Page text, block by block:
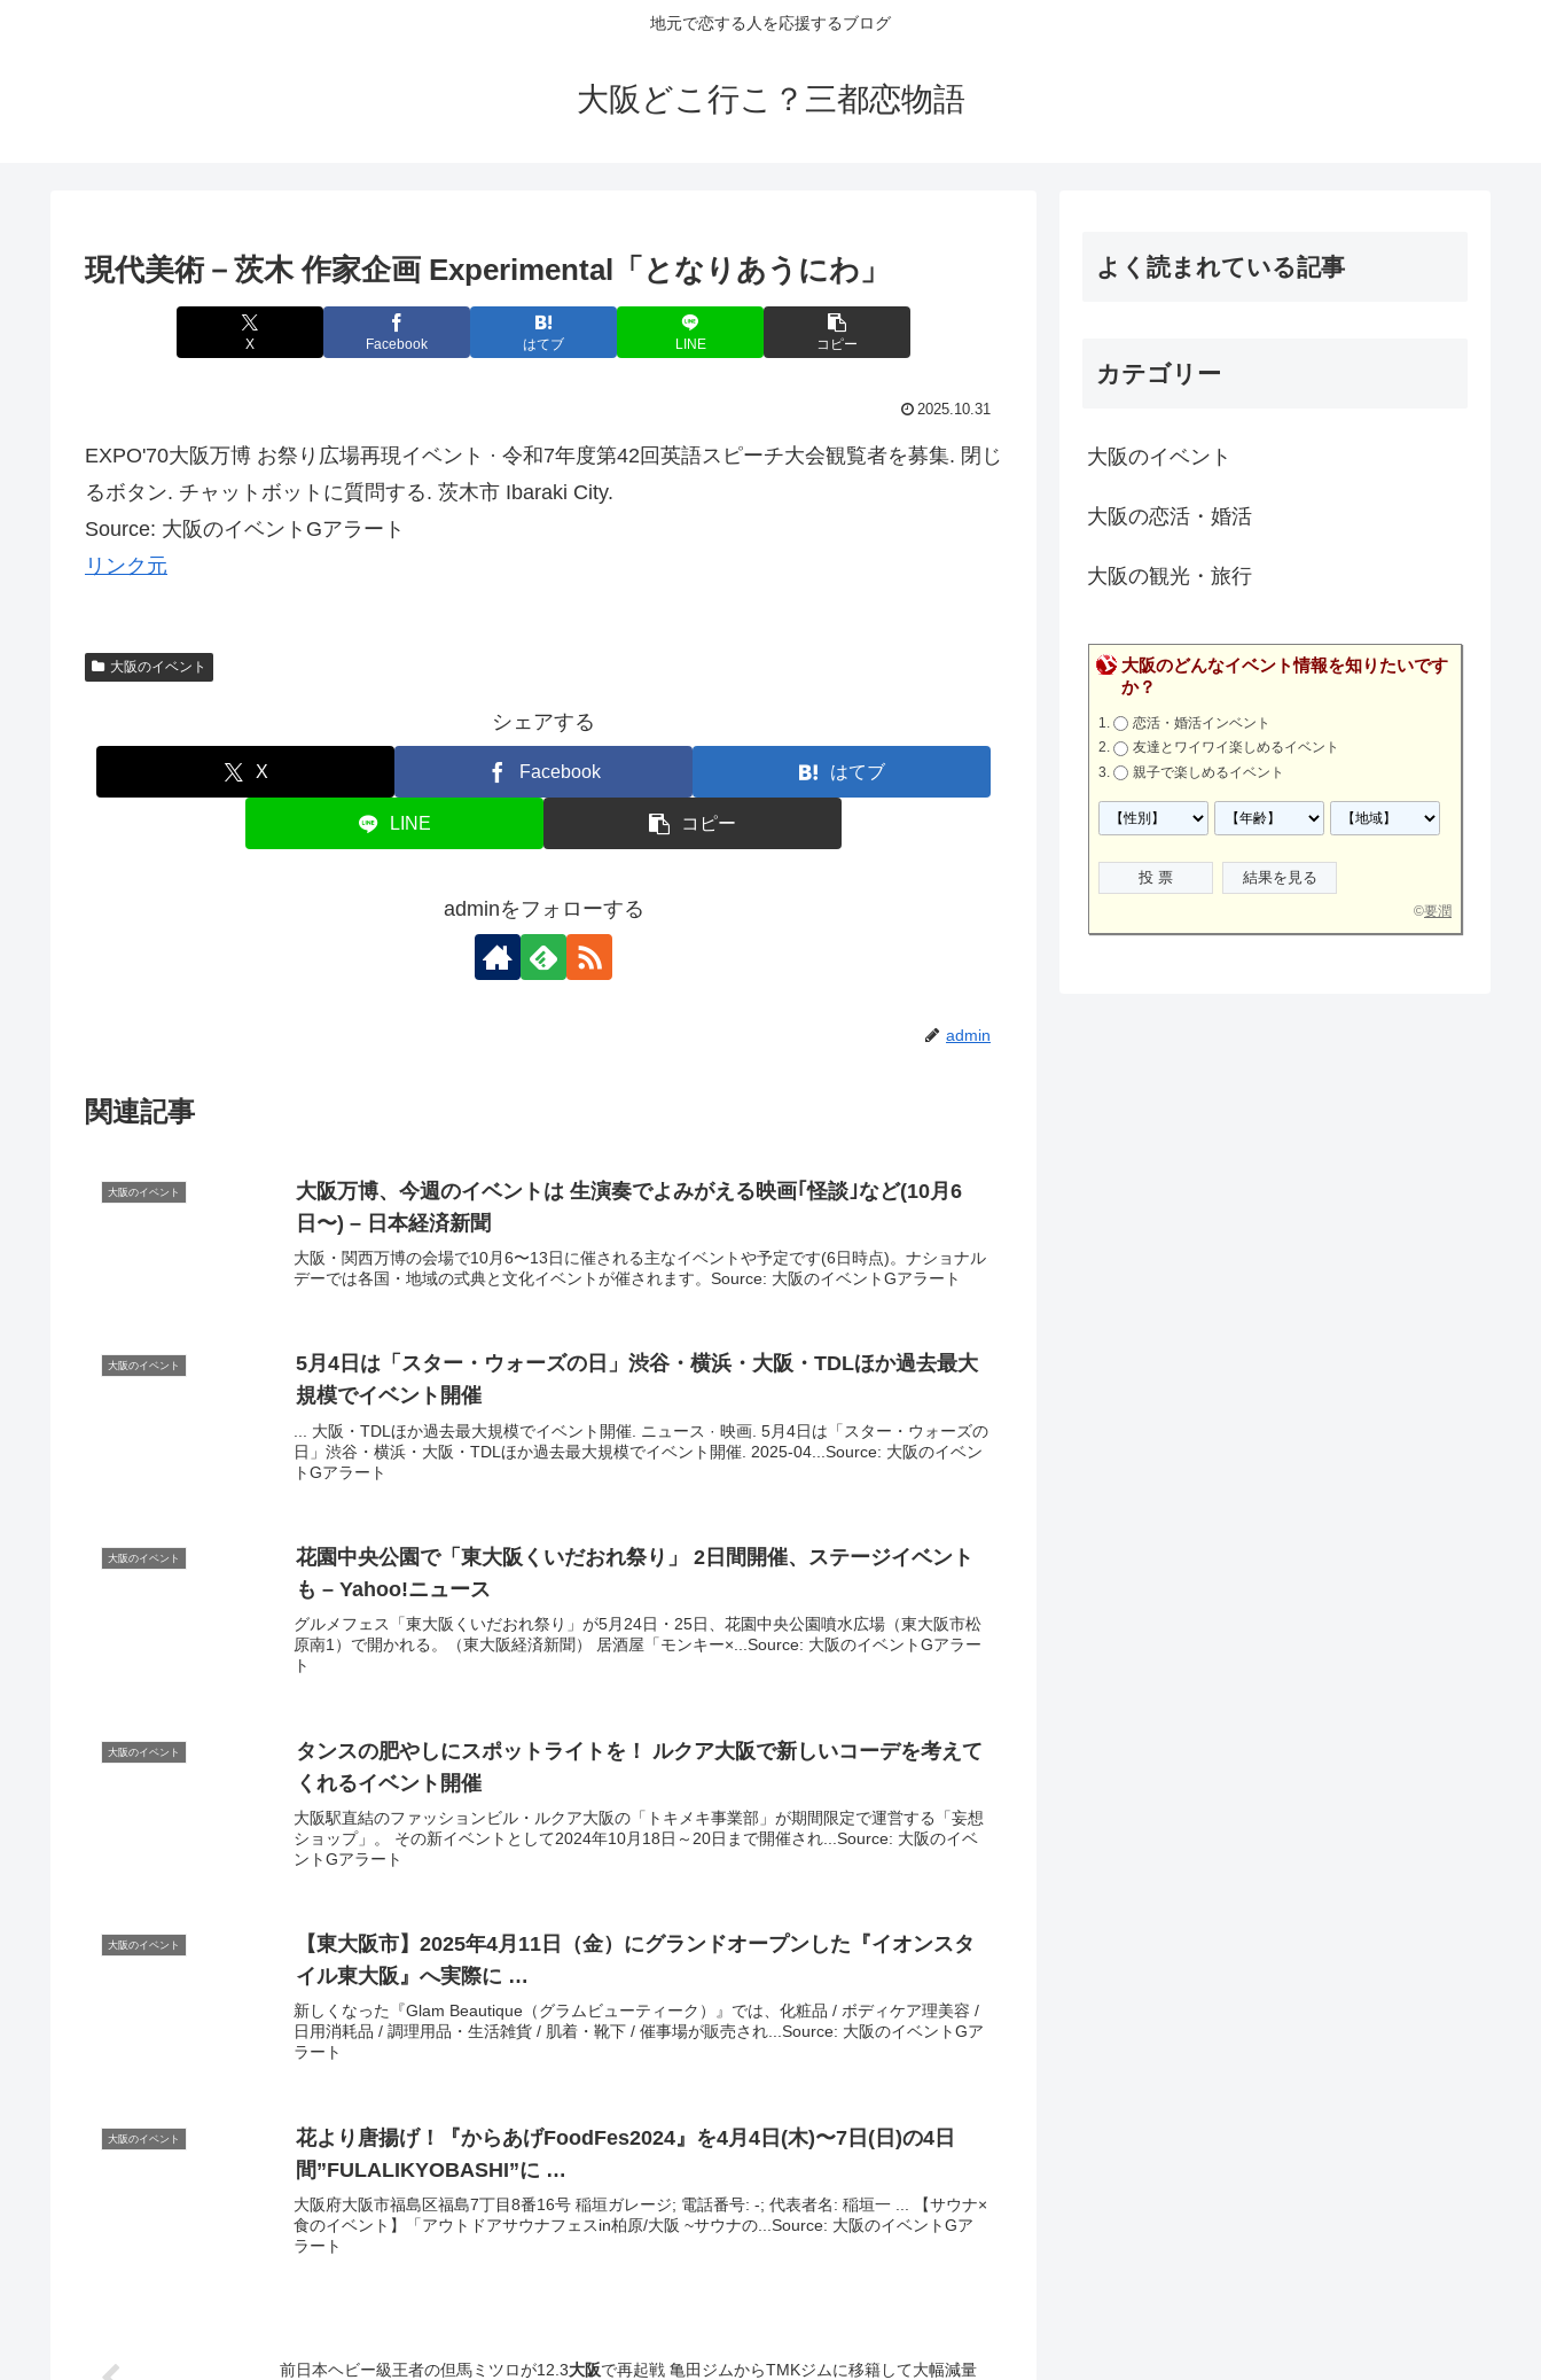
地元で恋する人を応援するブログ
大阪どこ行こ？三都恋物語
現代美術－茨木 作家企画 Experimental「となりあうにわ」
X Facebook はてブ LINE コピー
2025.10.31
EXPO'70大阪万博 お祭り広場再現イベント · 令和7年度第42回英語スピーチ大会観覧者を募集. 閉じ
るボタン. チャットボットに質問する. 茨木市 Ibaraki City.
Source: 大阪のイベントGアラート
リンク元
大阪のイベント
シェアする
X Facebook はてブ
LINE コピー
adminをフォローする
admin
関連記事
大阪のイベント 大阪万博、今週のイベント は 生演奏でよみがえる映画｢怪談｣など(10月6
日〜) – 日本経済新聞
大阪・関西万博の会場で10月6〜13日に催される主なイベントや予定です(6日時点)。ナショナル
デーでは各国・地域の式典と文化イベントが催されます。Source: 大阪のイベントGアラート
大阪のイベント 5月4日は「スター・ウォーズの日」渋谷・横浜・ 大阪 ・TDLほか過去最大
規模でイベント 開催
... 大阪・TDLほか過去最大規模でイベント開催. ニュース · 映画. 5月4日は「スター・ウォーズの
日」渋谷・横浜・大阪・TDLほか過去最大規模でイベント開催. 2025-04...Source: 大阪のイベン
トGアラート
大阪のイベント 花園中央公園で「東大阪 くいだおれ祭り」 2日間開催、ステージイベント
も – Yahoo!ニュース
グルメフェス「東大阪くいだおれ祭り」が5月24日・25日、花園中央公園噴水広場（東大阪市松
原南1）で開かれる。（東大阪経済新聞） 居酒屋「モンキー×...Source: 大阪のイベントGアラー
ト
大阪のイベント タンスの肥やしにスポットライトを！ ルクア大阪で新しいコーデを考えて
くれるイベント 開催
大阪駅直結のファッションビル・ルクア大阪の「トキメキ事業部」が期間限定で運営する「妄想
ショップ」。 その新イベントとして2024年10月18日～20日まで開催され...Source: 大阪のイベ
ントGアラート
大阪のイベント 【東大阪市】2025年4月11日（金）にグランドオープンした『イオンスタ
イル東大阪』へ実際に …
新しくなった『Glam Beautique（グラムビューティーク）』では、化粧品 / ボディケア理美容 /
日用消耗品 / 調理用品・生活雑貨 / 肌着・靴下 / 催事場が販売され...Source: 大阪のイベントGア
ラート
大阪のイベント
花より唐揚げ！『からあげFoodFes2024』を4月4日(木)〜7日(日)の4日
間”FULALIKYOBASHI”に …
大阪府大阪市福島区福島7丁目8番16号 稲垣ガレージ; 電話番号: -; 代表者名: 稲垣一 ... 【サウナ×
食のイベント】「アウトドアサウナフェスin柏原/大阪 ~サウナの...Source: 大阪のイベントGア
ラート
前日本ヘビー級王者の但馬ミツロが12.3大阪で再起戦 亀田ジムからTMKジムに移籍して大幅減量
よく読まれている記事
カテゴリー
大阪のイベント
大阪の恋活・婚活
大阪の観光・旅行
大阪のどんなイベント情報を知りたいです
か？
恋活・婚活インベント
友達とワイワイ楽しめるイベント
親子で楽しめるイベント
©要潤